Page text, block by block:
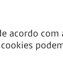
acordo com